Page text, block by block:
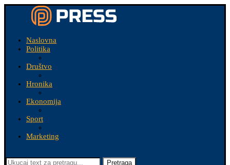
Naslovna
Politika
Društvo
Hronika
Ekonomija
Sport
Marketing
Pretraga